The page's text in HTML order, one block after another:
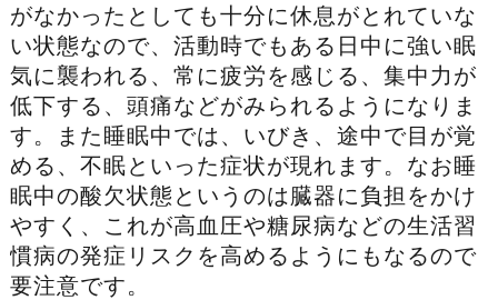
がなかったとしても十分に休息がとれていな
い状態なので、活動時でもある日中に強い眠
気に襲われる、常に疲労を感じる、集中力が
低下する、頭痛などがみられるようになりま
す。また睡眠中では、いびき、途中で目が覚
める、不眠といった症状が現れます。なお睡
眠中の酸欠状態というのは臓器に負担をかけ
やすく、これが高血圧や糖尿病などの生活習
慣病の発症リスクを高めるようにもなるので
要注意です。